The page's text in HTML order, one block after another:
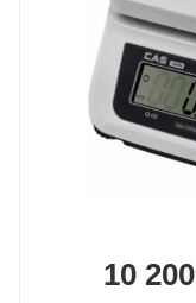
10 200